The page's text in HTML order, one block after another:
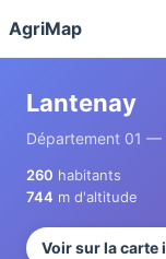
AgriMap
Lantenay
Département 01 —
260 habitants
744 m d'altitude
Voir sur la carte